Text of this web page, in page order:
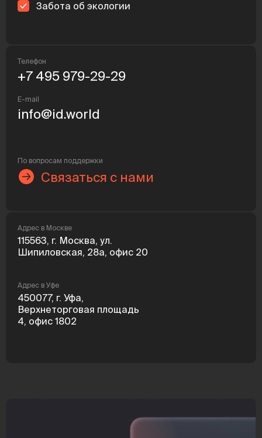
Забота об экологии
Телефон
+7 495 979-29-29
E-mail
info@id.world
По вопросам поддержки
Связаться с нами
Адрес в Москве
115563, г. Москва, ул.
Шипиловская, 28а, офис 20
Адрес в Уфе
450077, г. Уфа,
Верхнеторговая площадь
4, офис 1802